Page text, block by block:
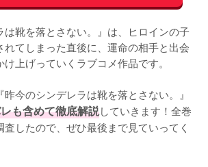
は靴を落とさない。』は、ヒロインの子
てしまった直後に、運命の相手と出会
上げっていくラブコメ作品です。
今のシンデレラは靴を落とさない。』
も含めて徹底解説していきます！全巻
したので、ぜひ最後まで見ていってく